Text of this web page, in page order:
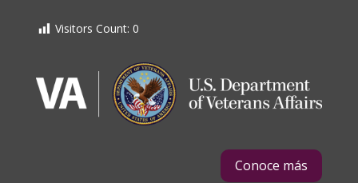
Visitors Count: 0
Conoce más